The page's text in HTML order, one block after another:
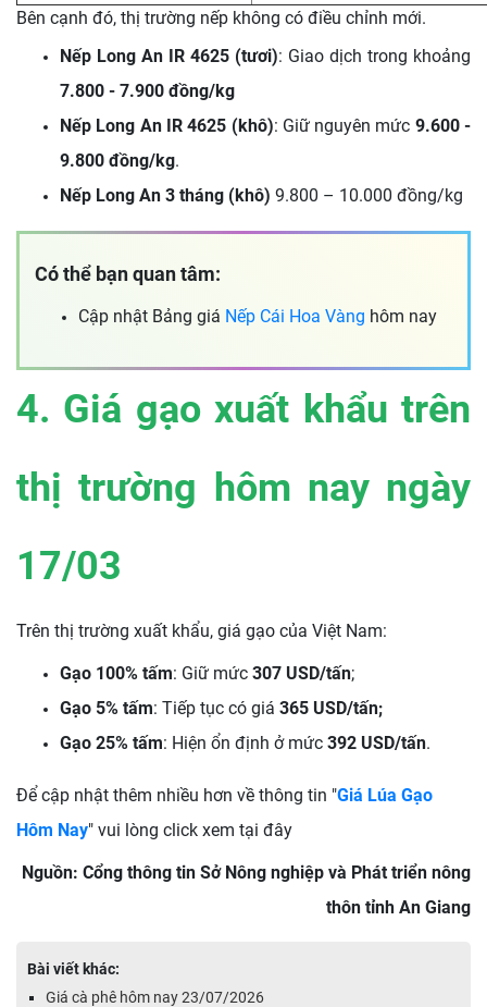
Bên cạnh đó, thị trường nếp không có điều chỉnh mới.
Nếp Long An IR 4625 (tươi): Giao dịch trong khoảng
7.800 - 7.900 đồng/kg
Nếp Long An IR 4625 (khô): Giữ nguyên mức 9.600 -
9.800 đồng/kg.
Nếp Long An 3 tháng (khô) 9.800 – 10.000 đồng/kg
Có thể bạn quan tâm:
Cập nhật Bảng giá Nếp Cái Hoa Vàng hôm nay
4. Giá gạo xuất khẩu trên
thị trường hôm nay ngày
17/03
Trên thị trường xuất khẩu, giá gạo của Việt Nam:
Gạo 100% tấm: Giữ mức 307 USD/tấn;
Gạo 5% tấm: Tiếp tục có giá 365 USD/tấn;
Gạo 25% tấm: Hiện ổn định ở mức 392 USD/tấn.
Để cập nhật thêm nhiều hơn về thông tin "Giá Lúa Gạo
Hôm Nay" vui lòng click xem tại đây
Nguồn: Cổng thông tin Sở Nông nghiệp và Phát triển nông
thôn tỉnh An Giang
Bài viết khác:
Giá cà phê hôm nay 23/07/2026